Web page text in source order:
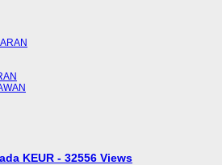
KEUR - 32556 Views